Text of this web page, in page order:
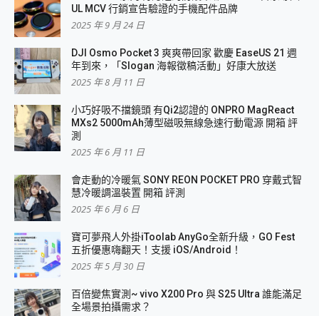
UL MCV 行銷宣告驗證的手機配件品牌
2025 年 9 月 24 日
DJI Osmo Pocket 3 爽爽帶回家 歡慶 EaseUS 21 週
年到來，「Slogan 海報徵稿活動」好康大放送
2025 年 8 月 11 日
小巧好吸不擋鏡頭 有Qi2認證的 ONPRO MagReact
MXs2 5000mAh薄型磁吸無線急速行動電源 開箱 評
測
2025 年 6 月 11 日
會走動的冷暖氣 SONY REON POCKET PRO 穿戴式智
慧冷暖調溫裝置 開箱 評測
2025 年 6 月 6 日
寶可夢飛人外掛iToolab AnyGo全新升級，GO Fest
五折優惠嗨翻天！支援 iOS/Android！
2025 年 5 月 30 日
百倍變焦實測~ vivo X200 Pro 與 S25 Ultra 誰能滿足
全場景拍攝需求？